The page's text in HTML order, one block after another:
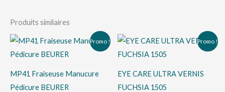
Produits similaires
Promo !
MP41 Fraiseuse Manucure
Pédicure BEURER
Le
prix
initial
د.ت 187,000.
Le
prix
د.ت 175,000.
Promo !
EYE CARE ULTRA VERNIS
FUCHSIA 1505
Le
prix
initial
د.ت 21,000.
Le
prix